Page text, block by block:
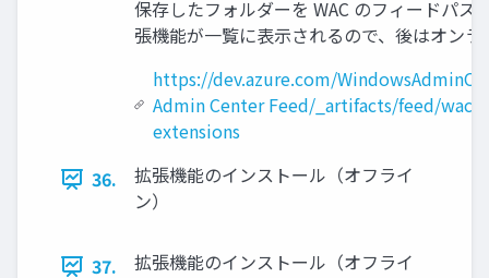
保存したフォルダーを WAC のフィードパス
張機能が一覧に表示されるので、後はオン
https://dev.azure.com/
Admin Center Feed/_artifacts/feed/wac-
extensions
36.
拡張機能のインストール（オフライ
ン）
37.
拡張機能のインストール（オフライ